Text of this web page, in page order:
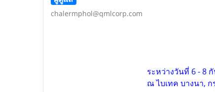
chalermphol@qmlcorp.com
ระหว่างวันที่ 6 - 8
ณ ไบเทค บางนา,